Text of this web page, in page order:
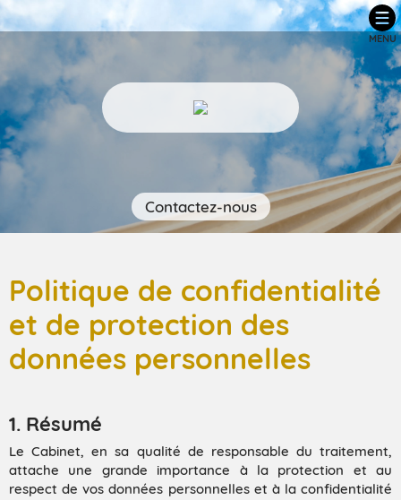
Contactez-nous
MENU
Politique de confidentialité
et de protection des
données personnelles
1. Résumé
Le Cabinet, en sa qualité de responsable du traitement,
attache une grande importance à la protection et au
respect de vos données personnelles et à la confidentialité